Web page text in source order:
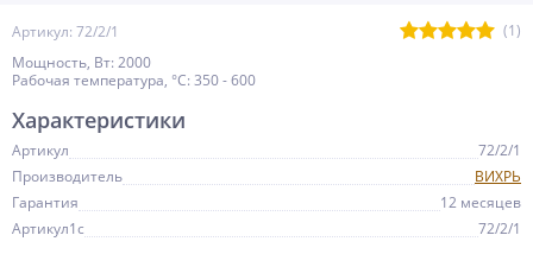
Артикул: 72/2/1
(1)
Мощность, Вт: 2000
Рабочая температура, °C: 350 - 600
Характеристики
Артикул
72/2/1
Производитель
ВИХРЬ
Гарантия
12 месяцев
Артикул1c
72/2/1